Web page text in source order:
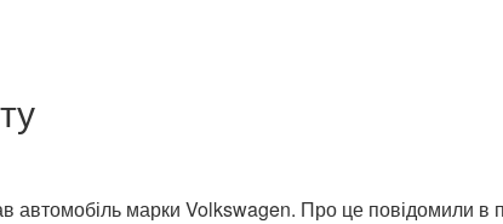
марки Volkswagen. Про це повідомили в